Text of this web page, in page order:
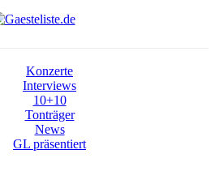
Konzerte
Interviews
10+10
Tonträger
News
GL präsentiert